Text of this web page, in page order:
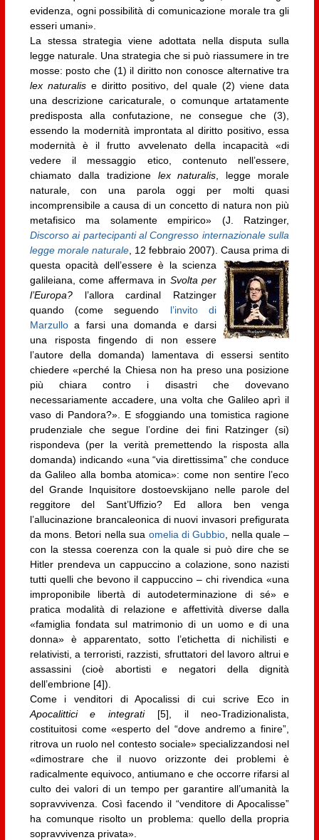
evidenza, ogni possibilità di comunicazione morale tra gli
esseri umani».
La stessa strategia viene adottata nella disputa sulla
legge naturale. Una strategia che si può riassumere in tre
mosse: posto che (1) il diritto non conosce alternative tra
lex naturalise diritto positivo, del quale (2) viene data
una descrizione caricaturale, o comunque artatamente
predisposta alla confutazione, ne consegue che (3),
essendo la modernità improntata al diritto positivo, essa
modernità è il frutto avvelenato della incapacità «di
vedere il messaggio etico, contenuto nell’essere,
chiamato dalla tradizione lex naturalis , legge morale
naturale, con una parola oggi per molti quasi
incomprensibile a causa di un concetto di natura non più
metafisico ma solamente empirico» (J. Ratzinger,
Discorso ai partecipanti al Congresso internazionale sulla
legge morale naturale, 12 febbraio 2007).Causa prima di
questa opacità dell’essere è la scienza
galileiana, come affermava in Svolta per
l’Europa?l’allora cardinal Ratzinger
quando (come seguendo l’invito di
Marzulloa farsi una domanda e darsi
una risposta fingendo di non essere
l’autore della domanda) lamentava di essersi sentito
chiedere «perché la Chiesa non ha preso una posizione
più chiara contro i disastri che dovevano
necessariamente accadere, una volta che Galileo aprì il
vaso di Pandora?». E sfoggiando una tomistica ragione
prudenziale che segue l’ordine dei fini Ratzinger (si)
rispondeva (per la verità premettendo la risposta alla
domanda) indicando «una “via direttissima” che conduce
da Galileo alla bomba atomica»: come non sentire l’eco
del Grande Inquisitore dostoevskijano nelle parole del
reggitore del Sant’Uffizio? Ed allora ben venga
l’allucinazione brancaleonica di nuovi invasori prefigurata
da mons. Betori nella sua omelia di Gubbio , nella quale –
con la stessa coerenza con la quale si può dire che se
Hitler prendeva un cappuccino a colazione, sono nazisti
tutti quelli che bevono il cappuccino – chi rivendica «una
improponibile libertà di autodeterminazione di sé» e
pratica modalità di relazione e affettività diverse dalla
«famiglia fondata sul matrimonio di un uomo e di una
donna» è apparentato, sotto l’etichetta di nichilisti e
relativisti, a terroristi, razzisti, sfruttatori del lavoro altrui e
assassini (cioè abortisti e negatori della dignità
dell’embrione [4]).
Come i venditori di Apocalissi di cui scrive Eco in
Apocalittici e integrati[5], il neo-Tradizionalista,
costituitosi come «esperto del “dove andremo a finire”,
ritrova un ruolo nel contesto sociale» specializzandosi nel
«dimostrare che il nuovo orizzonte dei problemi è
radicalmente equivoco, antiumano e che occorre rifarsi al
culto dei valori di un tempo per garantire all’umanità la
sopravvivenza. Così facendo il “venditore di Apocalisse”
ha comunque risolto un problema: quello della propria
sopravvivenza privata».